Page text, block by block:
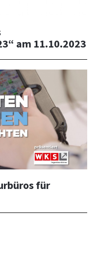
am 11.10.2023
für